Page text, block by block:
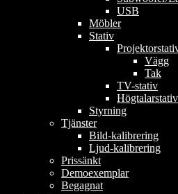
USB
Möbler
Stativ
Vägg
Tak
TV-stativ
Högtalarstativ
Styrning
Tjänster
Bild-kalibrering
Ljud-kalibrering
Prissänkt
Demoexemplar
Begagnat